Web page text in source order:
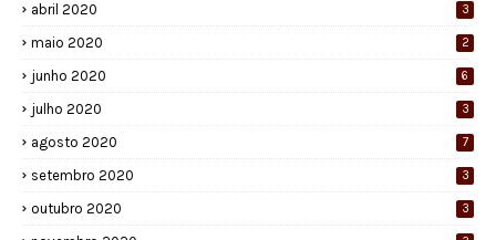
abril 2020 3
maio 2020 2
junho 2020 6
julho 2020 3
agosto 2020 7
setembro 2020 3
outubro 2020 3